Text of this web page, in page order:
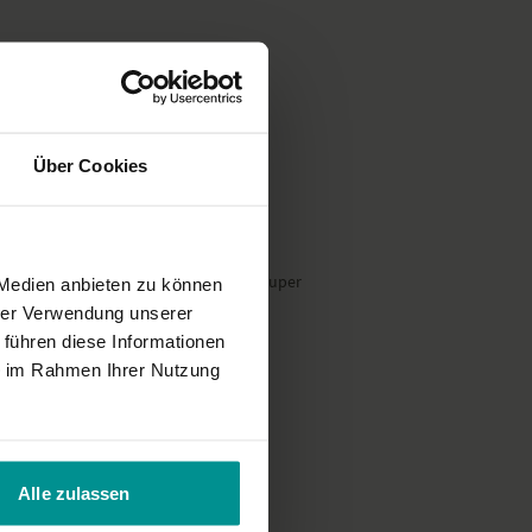
Über Cookies
anbieten zu können
Verwendung unserer
diese Informationen
Rahmen Ihrer Nutzung
Alle zulassen
der Yoga-Übungs-Sequenz
Alltag oft zu kurz und flach. Daher ist es wichtig mit gezielter
wie die korrekte Atmung. Es ist besonders wichtig, dass du
Achselhöhlen und in den seitlichen Brustkorb bringst. Das wird
und du wirst dich leichter und ruhiger fühlen.
in Veronika Freitags wunderschönem Yogastudio
halten
dieser Übung. Sonst super